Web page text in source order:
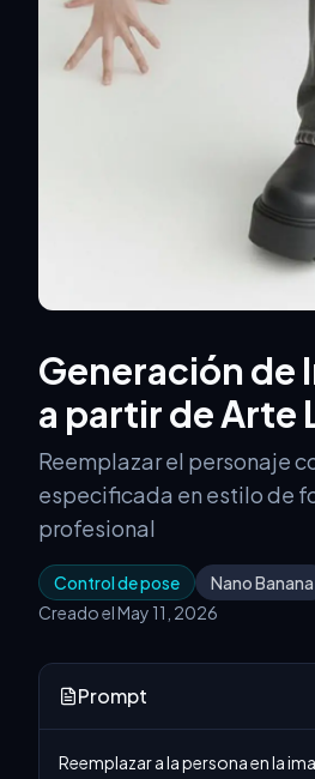
Generación de
a partir de Arte
Reemplazar el personaje
especificada en estilo de
profesional
Control de pose
Nano Banana
Creado el May 11, 2026
Prompt
Reemplazar a la persona en la